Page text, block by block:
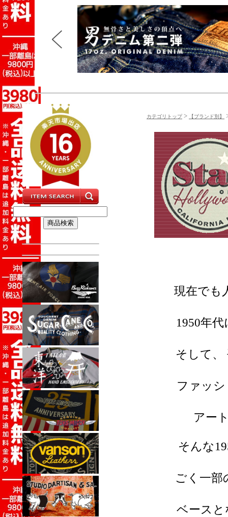
カテゴリトップ> 【ブランド別】
現在でも
1950年
そして、
ファッ
アー
そんな
ごく一部
ベースと